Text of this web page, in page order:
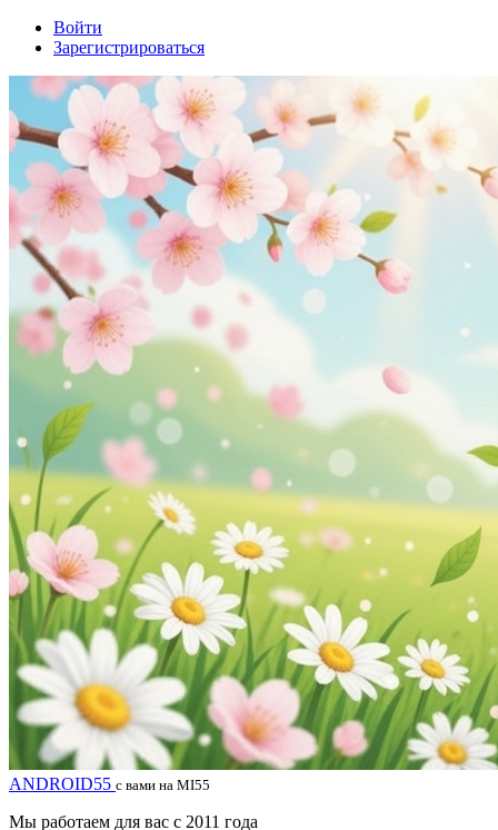
Войти
Зарегистрироваться
ANDROID55 с вами на MI55
Мы работаем для вас с 2011 года